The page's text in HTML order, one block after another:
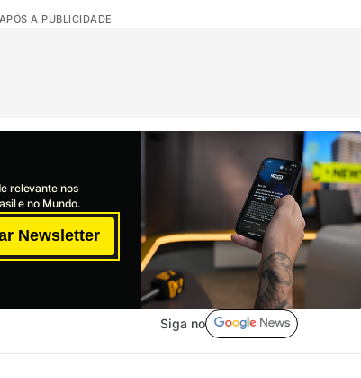
A PUBLICIDADE
relevante nos
e no Mundo.
Newsletter
Siga no